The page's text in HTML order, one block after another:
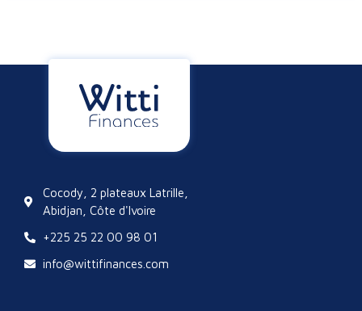
Cocody, 2 plateaux Latrille,
Abidjan, Côte d'Ivoire
+225 25 22 00 98 01
info@wittifinances.com